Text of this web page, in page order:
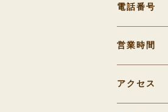
電話番号
営業時間
アクセス